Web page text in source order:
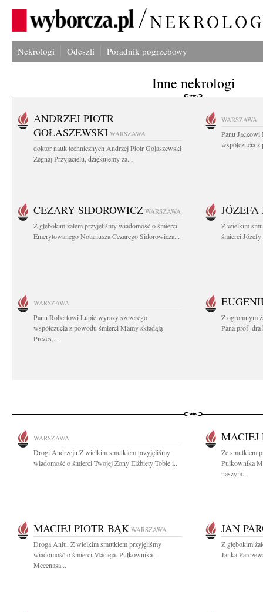
Nekrologi Odeszli Poradnik pogrzebowy
Inne nekrologi
ANDRZEJ PIOTR
GOŁASZEWSKI WARSZAWA
doktor nauk technicznych Andrzej Piotr Gołaszewski
Żegnaj Przyjacielu, dziękujemy za...
WARSZAWA
Panu Jackowi
współczucia
CEZARY SIDOROWICZ WARSZAWA
Z głębokim żalem przyjęliśmy wiadomość o śmierci
Emerytowanego Notariusza Cezarego Sidorowicza...
Z wielkim
śmierci
WARSZAWA
Panu Robertowi Lupie wyrazy szczerego
współczucia z powodu śmierci Mamy składają
Prezes,...
Z ogromnym
Pana prof. dra
WARSZAWA
Drogi Andrzeju Z wielkim smutkiem przyjęliśmy
wiadomość o śmierci Twojej Żony Elżbiety Tobie i...
MACIEJ
Ze smutkiem
Pulkownika
naszym...
MACIEJ PIOTR BĄK WARSZAWA
Droga Aniu, Z wielkim smutkiem przyjęliśmy
wiadomość o śmierci Macieja. Pułkownika -
Mecenasa...
JAN
Z głębokim
Janka